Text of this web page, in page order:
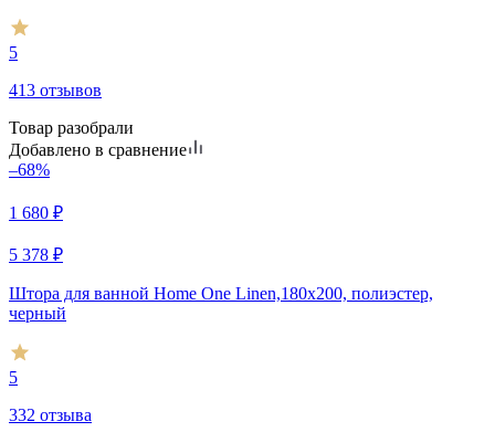
5
413 отзывов
Товар разобрали
Добавлено в сравнение
–68%
1 680 ₽
5 378 ₽
Штора для ванной Home One Linen,180х200, полиэстер,
черный
5
332 отзыва